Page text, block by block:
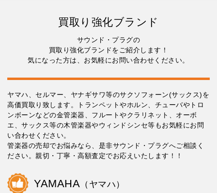
買取り強化ブランド
サウンド・プラグの
買取り強化ブランドをご紹介します！
気になった方は、お気軽にお問い合わせください。
ヤマハ、セルマー、ヤナギサワ等のサクソフォーン(サックス)を
高価買取り致します。トランペットやホルン、チューバやトロ
ンボーンなどの金管楽器、フルートやクラリネット、オーボ
エ、サックス等の木管楽器やウィンドシンセ等もお気軽にお問
い合わせください。
管楽器の売却でお悩みなら、是非サウンド・プラグへご相談く
ださい。親切・丁寧・高額査定でお応えいたします！！
YAMAHA （ヤマハ）